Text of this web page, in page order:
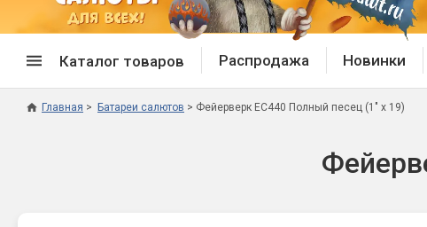
Каталог товаров
Дневные
Распродажа Новинки
Главная Батареи салютов Фейерверк ЕС440 Полный песец (1" х 19)